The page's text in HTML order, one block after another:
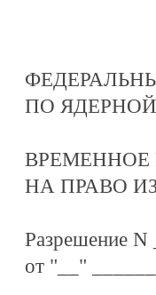
ПО
ВРЕМЕННОЕ
НА ПРАВО
Разрешение N
от "__"